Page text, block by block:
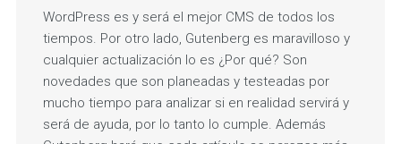
WordPress es y será el mejor CMS de todos los
tiempos. Por otro lado, Gutenberg es maravilloso y
cualquier actualización lo es ¿Por qué? Son
novedades que son planeadas y testeadas por
mucho tiempo para analizar si en realidad servirá y
será de ayuda, por lo tanto lo cumple. Además